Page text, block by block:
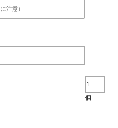
個